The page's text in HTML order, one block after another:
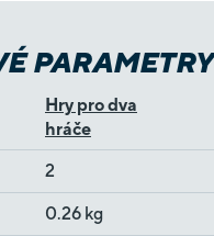
PARAMETRY
Hry pro dva
hráče
2
0.26 kg